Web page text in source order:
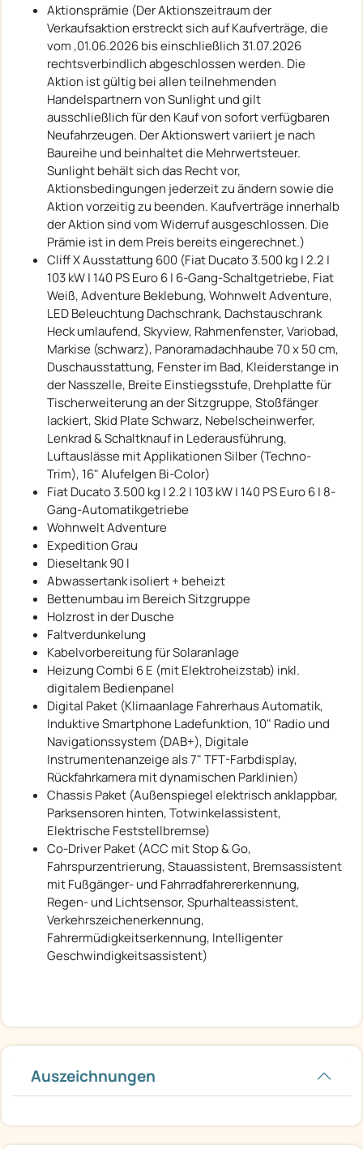
Aktionsprämie (Der Aktionszeitraum der
Verkaufsaktion erstreckt sich auf Kaufverträge, die
vom ,01.06.2026 bis einschließlich 31.07.2026
rechtsverbindlich abgeschlossen werden. Die
Aktion ist gültig bei allen teilnehmenden
Handelspartnern von Sunlight und gilt
ausschließlich für den Kauf von sofort verfügbaren
Neufahrzeugen. Der Aktionswert variiert je nach
Baureihe und beinhaltet die Mehrwertsteuer.
Sunlight behält sich das Recht vor,
Aktionsbedingungen jederzeit zu ändern sowie die
Aktion vorzeitig zu beenden. Kaufverträge innerhalb
der Aktion sind vom Widerruf ausgeschlossen. Die
Prämie ist in dem Preis bereits eingerechnet.)
Cliff X Ausstattung 600 (Fiat Ducato 3.500 kg | 2.2 |
103 kW | 140 PS Euro 6 | 6-Gang-Schaltgetriebe, Fiat
Weiß, Adventure Beklebung, Wohnwelt Adventure,
LED Beleuchtung Dachschrank, Dachstauschrank
Heck umlaufend, Skyview, Rahmenfenster, Variobad,
Markise (schwarz), Panoramadachhaube 70 x 50 cm,
Duschausstattung, Fenster im Bad, Kleiderstange in
der Nasszelle, Breite Einstiegsstufe, Drehplatte für
Tischerweiterung an der Sitzgruppe, Stoßfänger
lackiert, Skid Plate Schwarz, Nebelscheinwerfer,
Lenkrad & Schaltknauf in Lederausführung,
Luftauslässe mit Applikationen Silber (Techno-
Trim), 16" Alufelgen Bi-Color)
Fiat Ducato 3.500 kg | 2.2 | 103 kW | 140 PS Euro 6 | 8-
Gang-Automatikgetriebe
Wohnwelt Adventure
Expedition Grau
Dieseltank 90 l
Abwassertank isoliert + beheizt
Bettenumbau im Bereich Sitzgruppe
Holzrost in der Dusche
Faltverdunkelung
Kabelvorbereitung für Solaranlage
Heizung Combi 6 E (mit Elektroheizstab) inkl.
digitalem Bedienpanel
Digital Paket (Klimaanlage Fahrerhaus Automatik,
Induktive Smartphone Ladefunktion, 10" Radio und
Navigationssystem (DAB+), Digitale
Instrumentenanzeige als 7" TFT-Farbdisplay,
Rückfahrkamera mit dynamischen Parklinien)
Chassis Paket (Außenspiegel elektrisch anklappbar,
Parksensoren hinten, Totwinkelassistent,
Elektrische Feststellbremse)
Co-Driver Paket (ACC mit Stop & Go,
Fahrspurzentrierung, Stauassistent, Bremsassistent
mit Fußgänger- und Fahrradfahrererkennung,
Regen- und Lichtsensor, Spurhalteassistent,
Verkehrszeichenerkennung,
Fahrermüdigkeitserkennung, Intelligenter
Geschwindigkeitsassistent)
Auszeichnungen